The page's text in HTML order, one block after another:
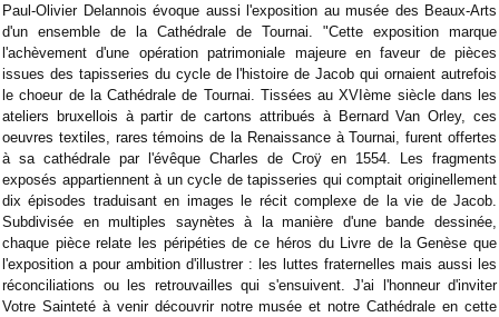
Paul-Olivier Delannois évoque aussi l'exposition au musée des Beaux-Arts
d'un ensemble de la Cathédrale de Tournai. "Cette exposition marque
l'achèvement d'une opération patrimoniale majeure en faveur de pièces
issues des tapisseries du cycle de l'histoire de Jacob qui ornaient autrefois
le choeur de la Cathédrale de Tournai. Tissées au XVIème siècle dans les
ateliers bruxellois à partir de cartons attribués à Bernard Van Orley, ces
oeuvres textiles, rares témoins de la Renaissance à Tournai, furent offertes
à sa cathédrale par l'évêque Charles de Croÿ en 1554. Les fragments
exposés appartiennent à un cycle de tapisseries qui comptait originellement
dix épisodes traduisant en images le récit complexe de la vie de Jacob.
Subdivisée en multiples saynètes à la manière d'une bande dessinée,
chaque pièce relate les péripéties de ce héros du Livre de la Genèse que
l'exposition a pour ambition d'illustrer : les luttes fraternelles mais aussi les
réconciliations ou les retrouvailles qui s'ensuivent. J'ai l'honneur d'inviter
Votre Sainteté à venir découvrir notre musée et notre Cathédrale en cette